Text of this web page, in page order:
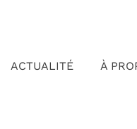
ACTUALITÉ À